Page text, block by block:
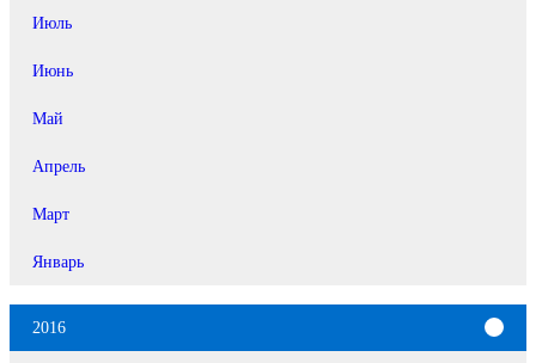
Июль
Июнь
Май
Апрель
Март
Январь
2016